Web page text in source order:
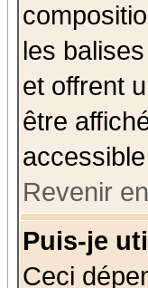
les
et offrent
être
Revenir
Puis-je
Ceci